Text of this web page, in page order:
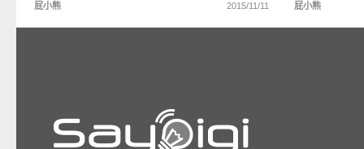
屁小熊 2015/11/11 屁小熊